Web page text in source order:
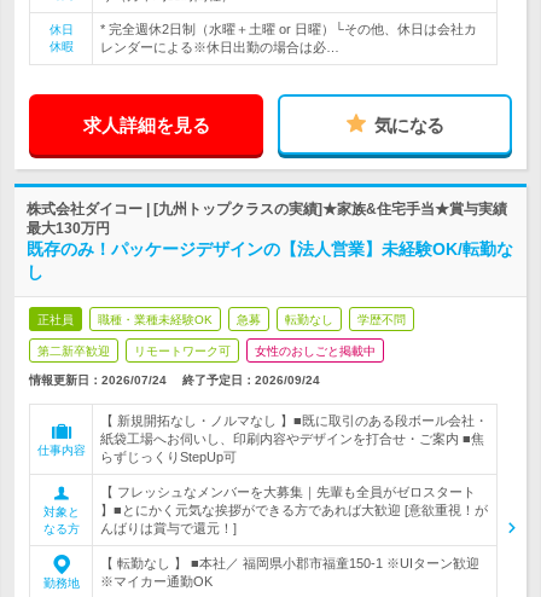
休日
休暇
* 完全週休2日制（水曜＋土曜 or 日曜）└その他、休日は会社カ
レンダーによる※休日出勤の場合は必…
求人詳細を見る 気になる
株式会社ダイコー | [九州トップクラスの実績]★家族&住宅手当★賞与実績
最大130万円
既存のみ！パッケージデザインの【法人営業】未経験OK/転勤な
し
正社員 職種・業種未経験OK 急募 転勤なし 学歴不問
第二新卒歓迎 リモートワーク可 女性のおしごと掲載中
情報更新日：2026/07/24 終了予定日： 2026/09/24
仕事内容
【 新規開拓なし・ノルマなし 】■既に取引のある段ボール会社・
紙袋工場へお伺いし、印刷内容やデザインを打合せ・ご案内 ■焦
らずじっくりStepUp可
対象と
なる方
【 フレッシュなメンバーを大募集｜先輩も全員がゼロスタート
】■とにかく元気な挨拶ができる方であれば大歓迎 [意欲重視！が
んばりは賞与で還元！]
勤務地
【 転勤なし 】 ■本社／ 福岡県小郡市福童150-1 ※UIターン歓迎
※マイカー通勤OK